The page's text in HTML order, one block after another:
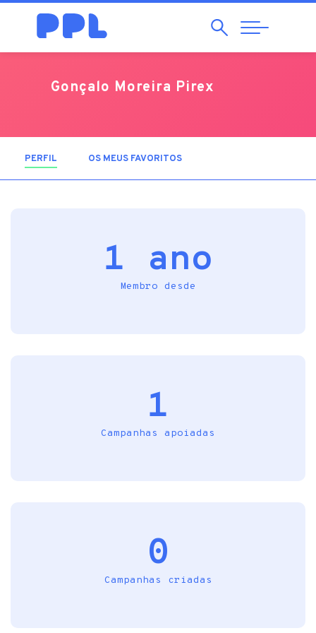
Pesquisar
Abrir
Navegação
Gonçalo Moreira Pirex
PERFIL (SEPARADOR ATIVO)
OS MEUS FAVORITOS
1 ano
Membro desde
1
Campanhas apoiadas
0
Campanhas criadas